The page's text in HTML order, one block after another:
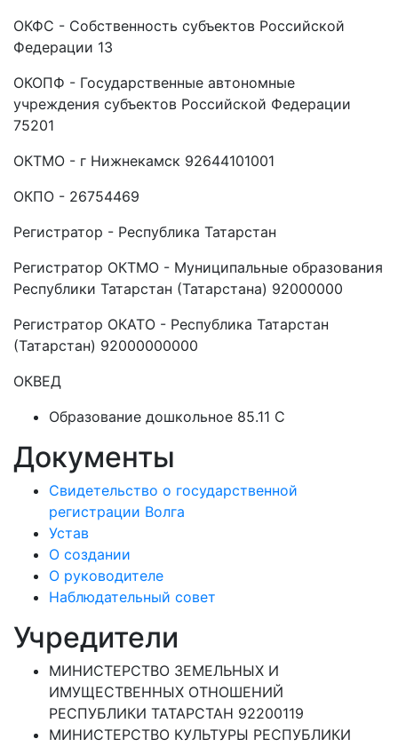
ОКФС - Собственность субъектов Российской
Федерации 13
ОКОПФ - Государственные автономные
учреждения субъектов Российской Федерации
75201
ОКТМО - г Нижнекамск 92644101001
ОКПО - 26754469
Регистратор - Республика Татарстан
Регистратор ОКТМО - Муниципальные образования
Республики Татарстан (Татарстана) 92000000
Регистратор ОКАТО - Республика Татарстан
(Татарстан) 92000000000
ОКВЕД
Образование дошкольное 85.11 C
Документы
Свидетельство о государственной
регистрации Волга
Устав
О создании
О руководителе
Наблюдательный совет
Учредители
МИНИСТЕРСТВО ЗЕМЕЛЬНЫХ И
ИМУЩЕСТВЕННЫХ ОТНОШЕНИЙ
РЕСПУБЛИКИ ТАТАРСТАН 92200119
МИНИСТЕРСТВО КУЛЬТУРЫ РЕСПУБЛИКИ